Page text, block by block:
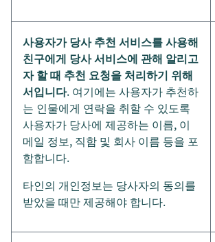
사용자가 당사 추천 서비스를 사용해
친구에게 당사 서비스에 관해 알리고
자 할 때 추천 요청을 처리하기 위해
서입니다. 여기에는 사용자가 추천하
는 인물에게 연락을 취할 수 있도록
사용자가 당사에 제공하는 이름, 이
메일 정보, 직함 및 회사 이름 등을 포
함합니다.
타인의 개인정보는 당사자의 동의를
받았을 때만 제공해야 합니다.